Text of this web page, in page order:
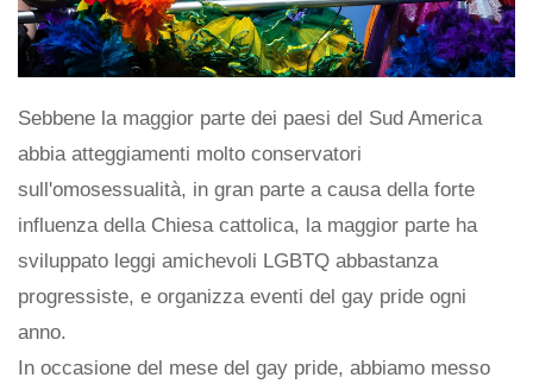
Sebbene la maggior parte dei paesi del Sud America
abbia atteggiamenti molto conservatori
sull'omosessualità, in gran parte a causa della forte
influenza della Chiesa cattolica, la maggior parte ha
sviluppato leggi amichevoli LGBTQ abbastanza
progressiste, e organizza eventi del gay pride ogni
anno.
In occasione del mese del gay pride, abbiamo messo